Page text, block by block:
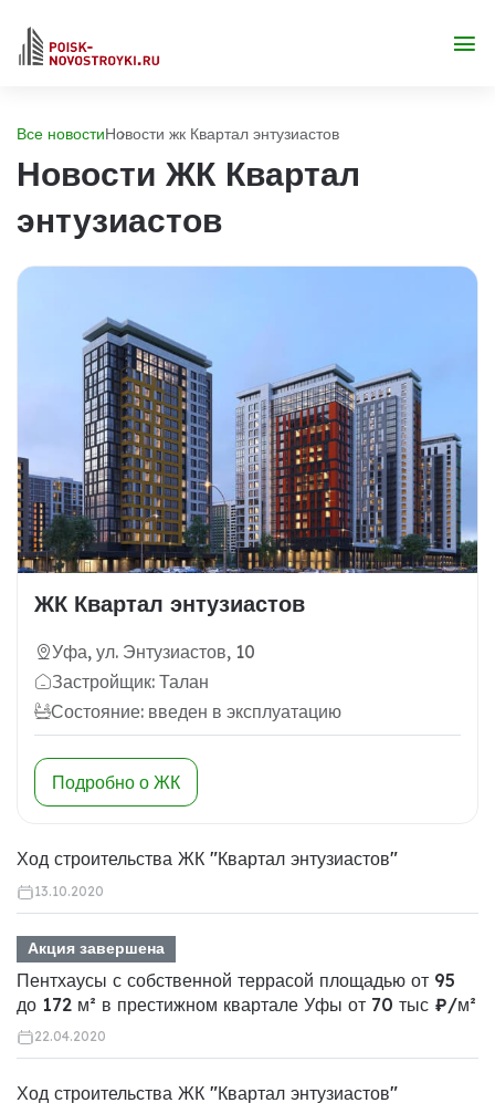
Все новостиНовости жк Квартал энтузиастов
Новости ЖК Квартал
энтузиастов
ЖК Квартал энтузиастов
Уфа, ул. Энтузиастов, 10
Застройщик: Талан
Состояние: введен в эксплуатацию
Подробно о ЖК
Ход строительства ЖК "Квартал энтузиастов"
13.10.2020
Акция завершена
Пентхаусы с собственной террасой площадью от 95
до 172 м² в престижном квартале Уфы от 70 тыс ₽/м²
22.04.2020
Ход строительства ЖК "Квартал энтузиастов"